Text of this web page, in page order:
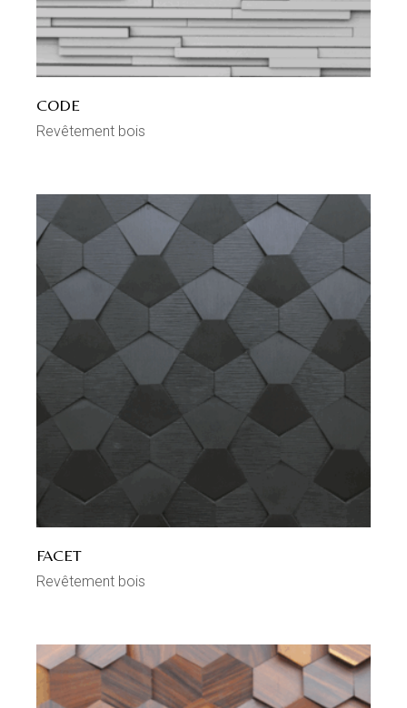
CODE
Revêtement bois
FACET
Revêtement bois